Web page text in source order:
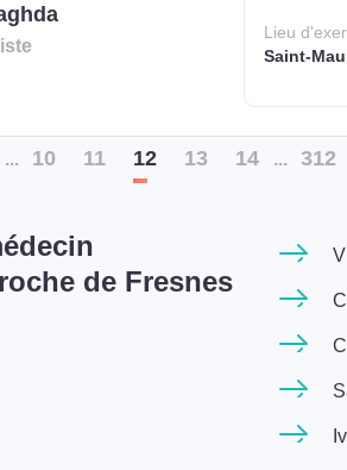
Lieu
Saint-
... 10 11 12 13 14 ... 312
de Fresnes